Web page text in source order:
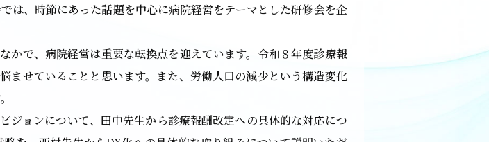
は、時節にあった話題を中心に病院経営をテーマとした研修会を企
かで、病院経営は重要な転換点を迎えています。令和８年度診療報
ませていることと思います。また、労働人口の減少という構造変化
ジョンについて、田中先生から診療報酬改定への具体的な対応につ